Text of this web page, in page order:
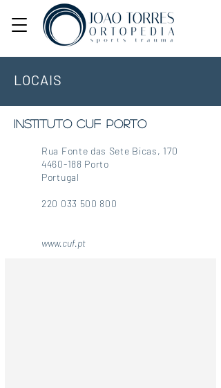
LOCAIS
INSTITUTO CUF PORTO
Rua Fonte das Sete Bicas, 170
4460-188 Porto
Portugal
220 033 500 800
www.cuf.pt